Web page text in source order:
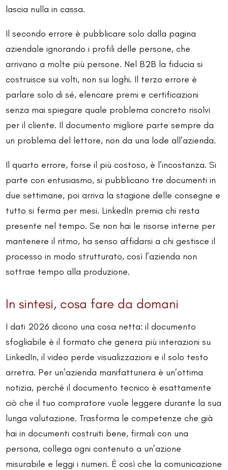
lascia nulla in cassa.
Il secondo errore è pubblicare solo dalla pagina
aziendale ignorando i profili delle persone, che
arrivano a molte più persone. Nel B2B la fiducia si
costruisce sui volti, non sui loghi. Il terzo errore è
parlare solo di sé, elencare premi e certificazioni
senza mai spiegare quale problema concreto risolvi
per il cliente. Il documento migliore parte sempre da
un problema del lettore, non da una lode all’azienda.
Il quarto errore, forse il più costoso, è l’incostanza. Si
parte con entusiasmo, si pubblicano tre documenti in
due settimane, poi arriva la stagione delle consegne e
tutto si ferma per mesi. LinkedIn premia chi resta
presente nel tempo. Se non hai le risorse interne per
mantenere il ritmo, ha senso affidarsi a chi gestisce il
processo in modo strutturato, così l’azienda non
sottrae tempo alla produzione.
In sintesi, cosa fare da domani
I dati 2026 dicono una cosa netta: il documento
sfogliabile è il formato che genera più interazioni su
LinkedIn, il video perde visualizzazioni e il solo testo
arretra. Per un’azienda manifatturiera è un’ottima
notizia, perché il documento tecnico è esattamente
ciò che il tuo compratore vuole leggere durante la sua
lunga valutazione. Trasforma le competenze che già
hai in documenti costruiti bene, firmali con una
persona, collega ogni contenuto a un’azione
misurabile e leggi i numeri. È così che la comunicazione